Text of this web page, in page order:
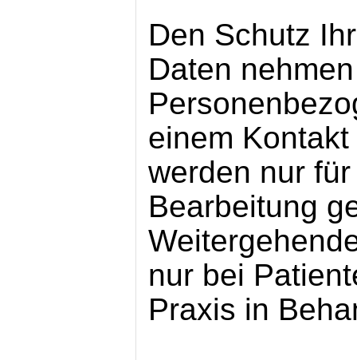
Den Schutz
Daten
einem
werden nur
Bearbeitung
nur bei
Praxis in